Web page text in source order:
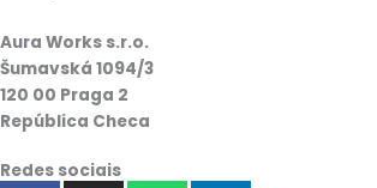
Aura Works s.r.o.
Šumavská 1094/3
120 00 Praga 2
República Checa
Redes sociais